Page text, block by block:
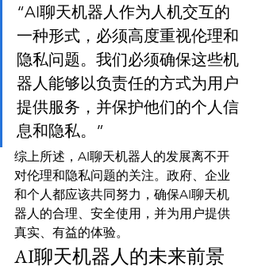
“AI聊天机器人作为人机交互的
一种形式，必须高度重视伦理和
隐私问题。我们必须确保这些机
器人能够以负责任的方式为用户
提供服务，并保护他们的个人信
息和隐私。”
综上所述，AI聊天机器人的发展离不开
对伦理和隐私问题的关注。政府、企业
和个人都应该共同努力，确保AI聊天机
器人的合理、安全使用，并为用户提供
真实、有益的体验。
AI聊天机器人的未来前景